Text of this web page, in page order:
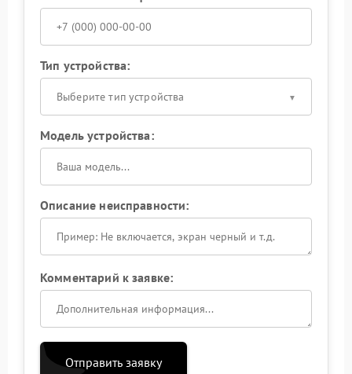
Тип устройства:
Выберите тип устройства
Модель устройства:
Описание неисправности:
Комментарий к заявке:
Отправить заявку